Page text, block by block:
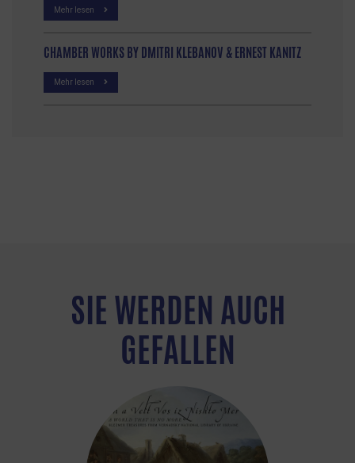
Mehr lesen
CHAMBER WORKS BY DMITRI KLEBANOV & ERNEST KANITZ
Mehr lesen
SIE WERDEN AUCH
GEFALLEN